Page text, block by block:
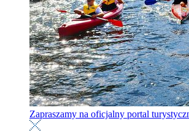
Zapraszamy na oficjalny portal